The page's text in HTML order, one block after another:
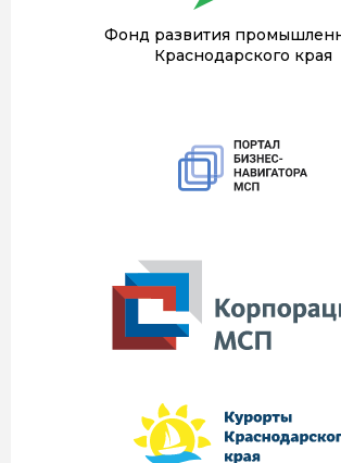
Фонд развития
Краснодарского края